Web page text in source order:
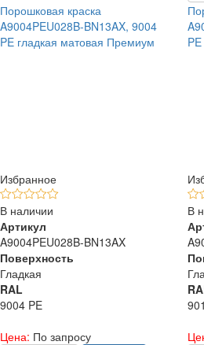
Порошковая краска
A9004PEU028B-BN13AX, 9004
PE гладкая матовая Премиум
Избранное
В наличии
Артикул
A9004PEU028B-BN13AX
Поверхность
Гладкая
RAL
9004 PE
Цена: По запросу
В